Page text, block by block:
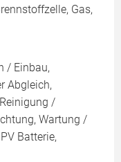
Gas,
/ Einbau,
Abgleich,
/
Wartung /
Batterie,